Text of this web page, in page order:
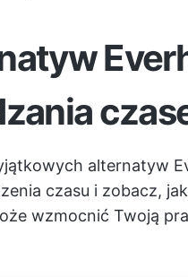
alternatyw
czasu i zobacz,
wzmocnić Twoją